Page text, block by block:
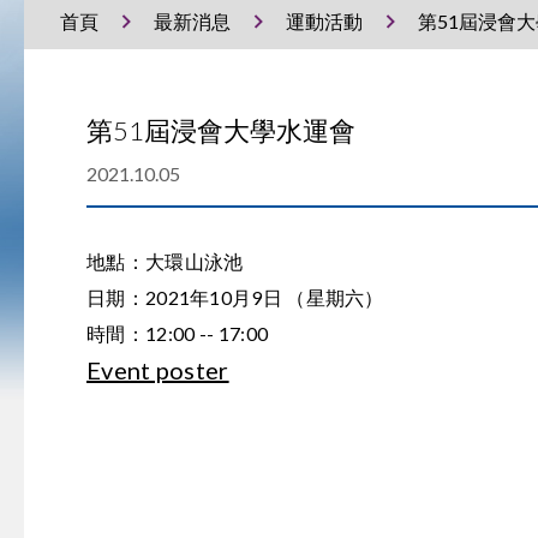
首頁 最新消息 運動活動 第51屆浸會
第51屆浸會大學水運會
2021.10.05
地點：大環山泳池
日期：2021年10月9日 （星期六）
時間：12:00 -- 17:00
Event poster